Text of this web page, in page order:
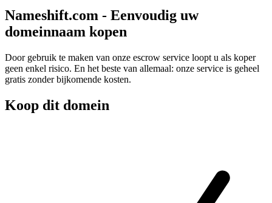
Nameshift.com - Eenvoudig uw
domeinnaam kopen
Door gebruik te maken van onze escrow service loopt u als koper
geen enkel risico. En het beste van allemaal: onze service is geheel
gratis zonder bijkomende kosten.
Koop dit domein